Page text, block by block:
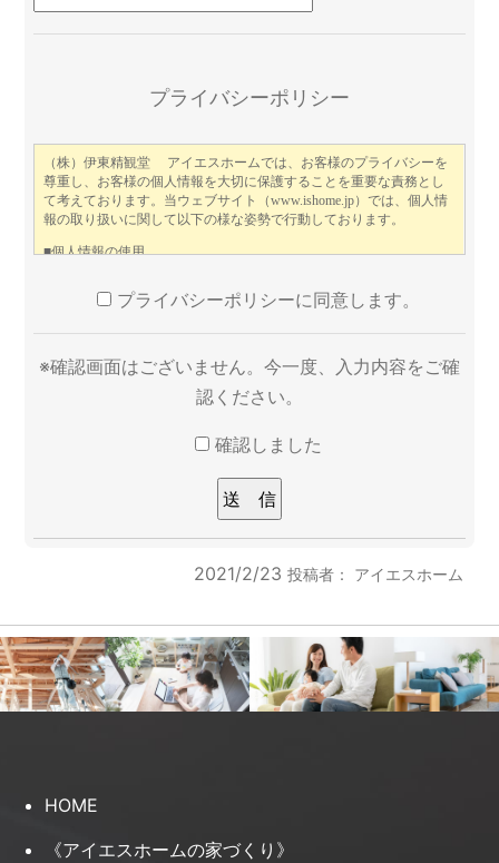
プライバシーポリシー
プライバシーポリシーに同意します。
※確認画面はございません。今一度、入力内容をご確
認ください。
確認しました
2021/2/23 投稿者： アイエスホーム
HOME
《アイエスホームの家づくり》